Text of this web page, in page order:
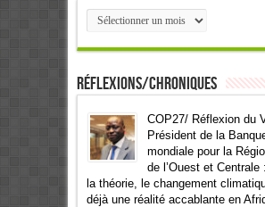
Archives
Réflexions/Chroniques
COP27/ Réflexion du
Président de la
mondiale pour la
de l’Ouest et Centrale
la théorie, le changement
déjà une réalité accablante en